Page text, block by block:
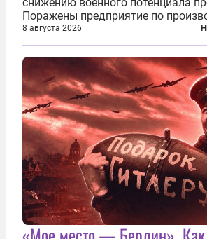
Поражены предприятие по
крылатых ракет, крупный склад
сухогруза с военными грузами.
нанесены удары по объектам в
Киеве...
8 августа 2026